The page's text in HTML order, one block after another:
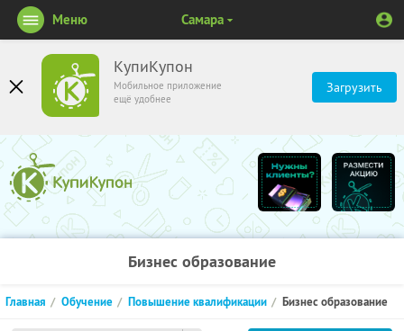
КупиКупон
Мобильное приложение
ещё удобнее
Загрузить
Меню Самара
Бизнес образование
Главная Обучение Повышение квалификации Бизнес образование